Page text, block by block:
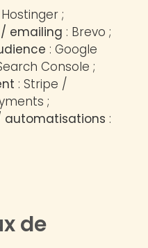
Hostinger ;
emailing : Brevo ;
: Google
Console ;
: Stripe /
;
automatisations :
de